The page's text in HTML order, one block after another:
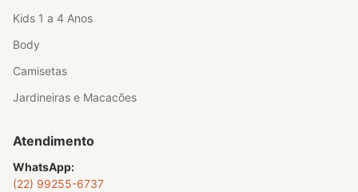
Kids 1 a 4 Anos
Body
Camisetas
Jardineiras e Macacões
Atendimento
WhatsApp:
(22) 99255-6737